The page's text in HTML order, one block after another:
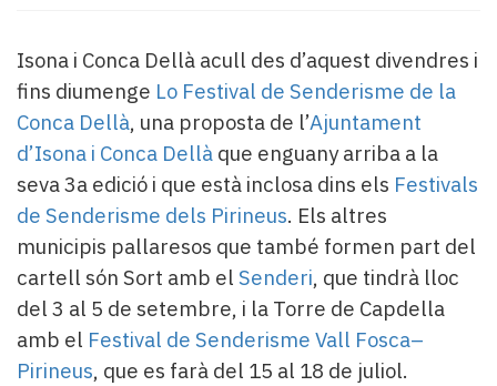
Lo
més
llegit...
Editorial
Isona i Conca Dellà acull des d’aquest divendres i
fins diumenge Lo Festival de Senderisme de la
Conca Dellà, una proposta de l’Ajuntament
d’Isona i Conca Dellà que enguany arriba a la
seva 3a edició i que està inclosa dins els Festivals
de Senderisme dels Pirineus. Els altres
municipis pallaresos que també formen part del
cartell són Sort amb el Senderi, que tindrà lloc
del 3 al 5 de setembre, i la Torre de Capdella
amb el Festival de Senderisme Vall Fosca–
Pirineus, que es farà del 15 al 18 de juliol.